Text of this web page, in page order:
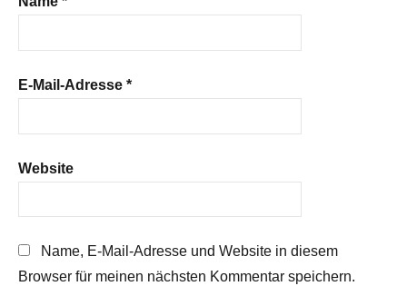
E-Mail-Adresse *
Website
Name, E-Mail-Adresse und Website in diesem
Browser für meinen nächsten Kommentar speichern.